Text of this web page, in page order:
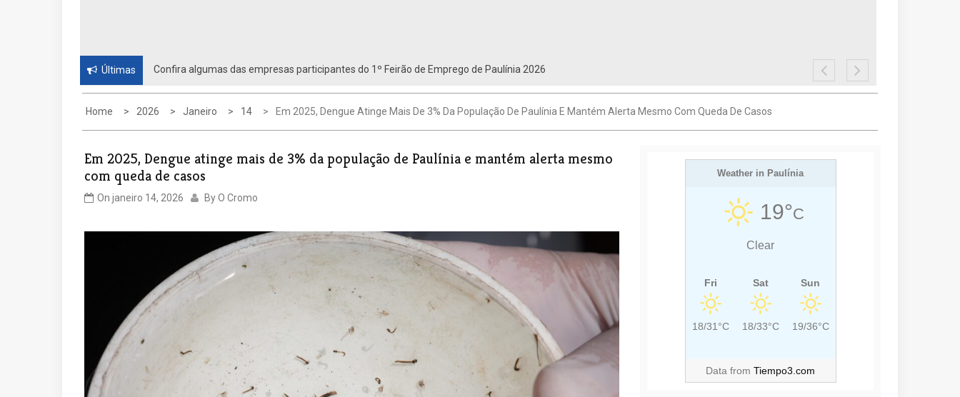
Últimas Confira algumas das empresas participantes do 1º Feirão de Emprego de Paulínia 2026
Home 2026 Janeiro 14 Em 2025, Dengue Atinge Mais De 3% Da População De Paulínia E Mantém Alerta Mesmo Com Queda De Casos
Em 2025, Dengue atinge mais de 3% da população de Paulínia e mantém alerta mesmo
com queda de casos
On janeiro 14, 2026 ByO Cromo
Weather in Paulínia
19°C
Clear
Fri
18/31°C
Sat
18/33°C
Sun
19/36°C
Data fromTiempo3.com